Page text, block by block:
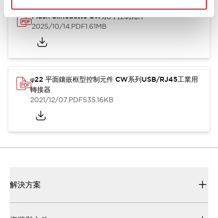
Flush Silhouette CW系列 控制元件
2025/10/14.PDF1.61MB
φ22 平面鑲嵌框型控制元件 CW系列USB/RJ45工業用
轉接器
2021/12/07.PDF535.16KB
解決方案